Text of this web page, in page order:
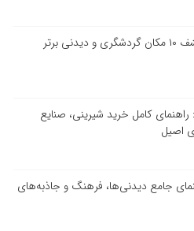
برتر
کامل خرید شیرینی، صنایع
اصیل
جامع دیدنی‌ها، فرهنگ و جاذبه‌های